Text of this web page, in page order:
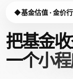
基金估值 · 金价
把基金
一个小